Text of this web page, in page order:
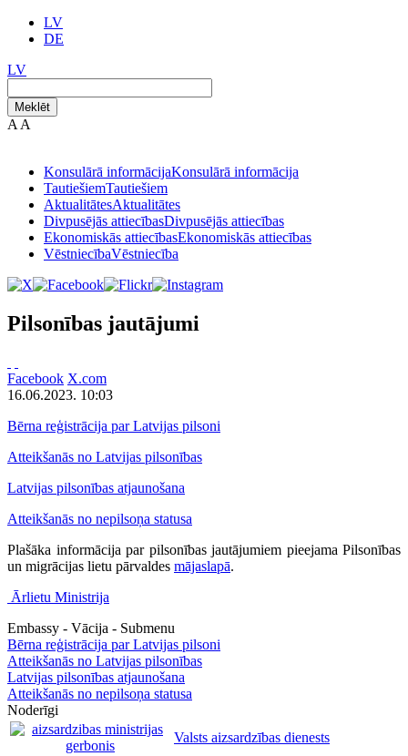
LV
DE
LV
Meklēt
A A
Konsulārā informācijaKonsulārā informācija
TautiešiemTautiešiem
AktualitātesAktualitātes
Divpusējās attiecībasDivpusējās attiecības
Ekonomiskās attiecībasEkonomiskās attiecības
VēstniecībaVēstniecība
Pilsonības jautājumi
Facebook X.com
16.06.2023. 10:03
Bērna reģistrācija par Latvijas pilsoni
Atteikšanās no Latvijas pilsonības
Latvijas pilsonības atjaunošana
Atteikšanās no nepilsoņa statusa
Plašāka informācija par pilsonības jautājumiem pieejama Pilsonības
un migrācijas lietu pārvaldes mājaslapā.
Ārlietu Ministrija
Embassy - Vācija - Submenu
Bērna reģistrācija par Latvijas pilsoni
Atteikšanās no Latvijas pilsonības
Latvijas pilsonības atjaunošana
Atteikšanās no nepilsoņa statusa
Noderīgi
Valsts aizsardzības dienests